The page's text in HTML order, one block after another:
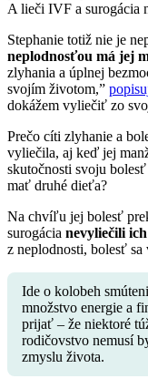
A lieči IVF a surogácia
Stephanie totiž nie je
neplodnosťou má jej
zlyhania a úplnej
svojím životom,”
dokážem vyliečiť zo
Prečo cíti zlyhanie a
vyliečila, aj keď jej
skutočnosti svoju
mať druhé dieťa?
Na chvíľu jej bolesť
surogácia nevyliečili
z neplodnosti, bolesť sa
Ide o kolobeh
množstvo energie a
prijať – že niektoré
rodičovstvo nemusí
zmyslu života.